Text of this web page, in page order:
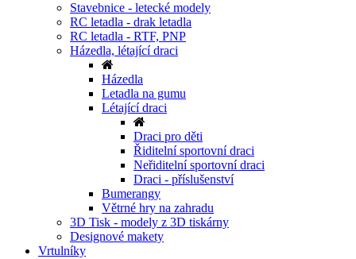
Stavebnice - letecké modely
RC letadla - drak letadla
RC letadla - RTF, PNP
Házedla, létající draci
Házedla
Letadla na gumu
Létající draci
Draci pro děti
Řiditelní sportovní draci
Neřiditelní sportovní draci
Draci - příslušenství
Bumerangy
Větrné hry na zahradu
3D Tisk - modely z 3D tiskárny
Designové makety
Vrtulníky